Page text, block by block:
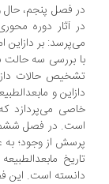
فصل پنجم، حال و
آثار دوره محوری‌اش
بر دازاین
بررسی سه حالت بنیادی
حالات دازاین
و مابعدالطبیعه
می‌پردازد که
در فصل ششم،
از وجود؛ به عبارت
مابعدالطبیعه
است. این فصل